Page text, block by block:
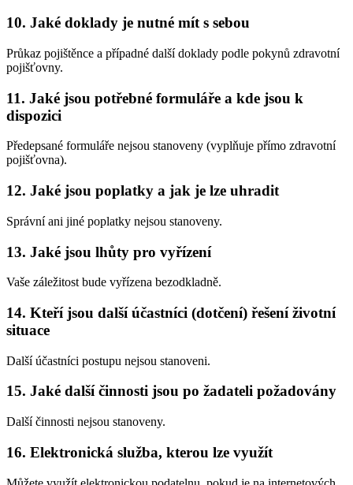
10. Jaké doklady je nutné mít s sebou
Průkaz pojištěnce a případné další doklady podle pokynů zdravotní
pojišťovny.
11. Jaké jsou potřebné formuláře a kde jsou k
dispozici
Předepsané formuláře nejsou stanoveny (vyplňuje přímo zdravotní
pojišťovna).
12. Jaké jsou poplatky a jak je lze uhradit
Správní ani jiné poplatky nejsou stanoveny.
13. Jaké jsou lhůty pro vyřízení
Vaše záležitost bude vyřízena bezodkladně.
14. Kteří jsou další účastníci (dotčení) řešení životní
situace
Další účastníci postupu nejsou stanoveni.
15. Jaké další činnosti jsou po žadateli požadovány
Další činnosti nejsou stanoveny.
16. Elektronická služba, kterou lze využít